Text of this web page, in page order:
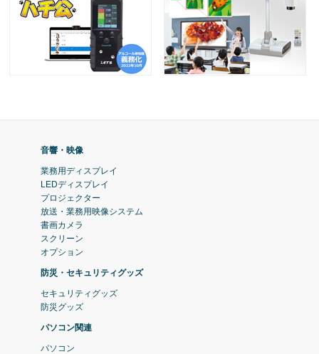
音響・映像
業務用ディスプレイ
LEDディスプレイ
プロジェクター
放送・業務用映像システム
書画カメラ
スクリーン
オプション
防災・セキュリティグッズ
セキュリティグッズ
防災グッズ
パソコン関連
パソコン